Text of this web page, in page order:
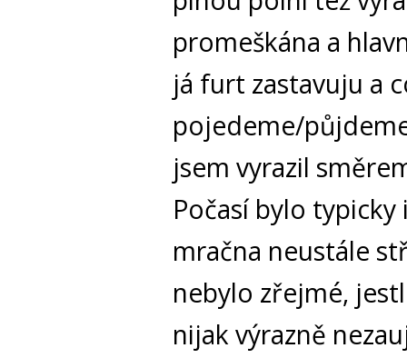
promeškána a
já furt zastavuju a
pojedeme/
jsem vyrazil
Počasí bylo
mračna neustále
nebylo zřejmé,
nijak výrazně